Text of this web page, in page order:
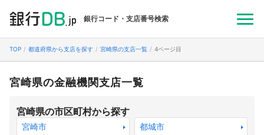
銀行コード・支店番号検索
TOP 都道府県から支店を探す 宮崎県の支店一覧 4ページ目
宮崎県の金融機関支店一覧
宮崎県の市区町村から探す
宮崎市 都城市